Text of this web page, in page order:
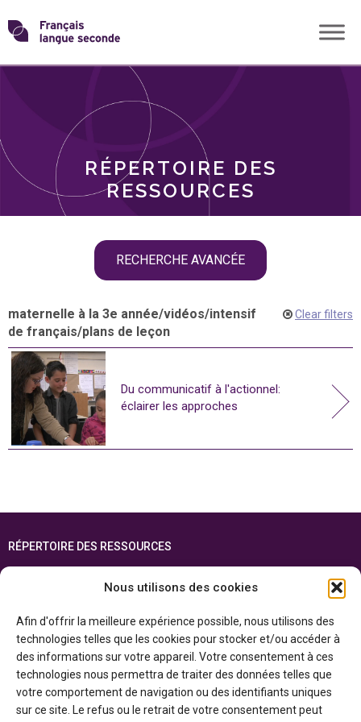
Nous utilisons des cookies
Afin d'offrir la meilleure expérience possible, nous utilisons des
technologies telles que les cookies pour stocker et/ou accéder à
des informations sur votre appareil. Votre consentement à ces
technologies nous permettra de traiter des données telles que
votre comportement de navigation ou des identifiants uniques
sur ce site. Le refus ou le retrait de votre consentement peut
Skip
toTransformons
langue
RÉPERTOIRE DES
RESSOURCES
RECHERCHE AVANCÉE
THÈMES
maternelle à la 3e année/vidéos/intensif
de français/plans de leçon
Clear filters
Du communicatif à l'actionnel:
éclairer les approches
RÉPERTOIRE DES RESSOURCES
ENGLISH
Cette ressource est réalisée grâce au soutien financier du gouvernement de
l’Ontario et du gouvernement duCanada par l’entremise du ministère du
Patrimoine canadien